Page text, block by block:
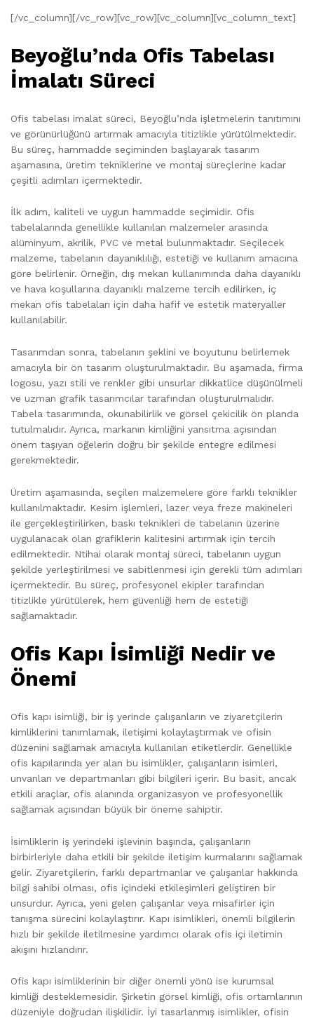
[/vc_column][/vc_row][vc_row][vc_column][vc_column_text]
Beyoğlu’nda Ofis Tabelası
İmalatı Süreci
Ofis tabelası imalat süreci, Beyoğlu’nda işletmelerin tanıtımını
ve görünürlüğünü artırmak amacıyla titizlikle yürütülmektedir.
Bu süreç, hammadde seçiminden başlayarak tasarım
aşamasına, üretim tekniklerine ve montaj süreçlerine kadar
çeşitli adımları içermektedir.
İlk adım, kaliteli ve uygun hammadde seçimidir. Ofis
tabelalarında genellikle kullanılan malzemeler arasında
alüminyum, akrilik, PVC ve metal bulunmaktadır. Seçilecek
malzeme, tabelanın dayanıklılığı, estetiği ve kullanım amacına
göre belirlenir. Örneğin, dış mekan kullanımında daha dayanıklı
ve hava koşullarına dayanıklı malzeme tercih edilirken, iç
mekan ofis tabelaları için daha hafif ve estetik materyaller
kullanılabilir.
Tasarımdan sonra, tabelanın şeklini ve boyutunu belirlemek
amacıyla bir ön tasarım oluşturulmaktadır. Bu aşamada, firma
logosu, yazı stili ve renkler gibi unsurlar dikkatlice düşünülmeli
ve uzman grafik tasarımcılar tarafından oluşturulmalıdır.
Tabela tasarımında, okunabilirlik ve görsel çekicilik ön planda
tutulmalıdır. Ayrıca, markanın kimliğini yansıtma açısından
önem taşıyan öğelerin doğru bir şekilde entegre edilmesi
gerekmektedir.
Üretim aşamasında, seçilen malzemelere göre farklı teknikler
kullanılmaktadır. Kesim işlemleri, lazer veya freze makineleri
ile gerçekleştirilirken, baskı teknikleri de tabelanın üzerine
uygulanacak olan grafiklerin kalitesini artırmak için tercih
edilmektedir. Ntihai olarak montaj süreci, tabelanın uygun
şekilde yerleştirilmesi ve sabitlenmesi için gerekli tüm adımları
içermektedir. Bu süreç, profesyonel ekipler tarafından
titizlikle yürütülerek, hem güvenliği hem de estetiği
sağlamaktadır.
Ofis Kapı İsimliği Nedir ve
Önemi
Ofis kapı isimliği, bir iş yerinde çalışanların ve ziyaretçilerin
kimliklerini tanımlamak, iletişimi kolaylaştırmak ve ofisin
düzenini sağlamak amacıyla kullanılan etiketlerdir. Genellikle
ofis kapılarında yer alan bu isimlikler, çalışanların isimleri,
unvanları ve departmanları gibi bilgileri içerir. Bu basit, ancak
etkili araçlar, ofis alanında organizasyon ve profesyonellik
sağlamak açısından büyük bir öneme sahiptir.
İsimliklerin iş yerindeki işlevinin başında, çalışanların
birbirleriyle daha etkili bir şekilde iletişim kurmalarını sağlamak
gelir. Ziyaretçilerin, farklı departmanlar ve çalışanlar hakkında
bilgi sahibi olması, ofis içindeki etkileşimleri geliştiren bir
unsurdur. Ayrıca, yeni gelen çalışanlar veya misafirler için
tanışma sürecini kolaylaştırır. Kapı isimlikleri, önemli bilgilerin
hızlı bir şekilde iletilmesine yardımcı olarak ofis içi iletimin
akışını hızlandırır.
Ofis kapı isimliklerinin bir diğer önemli yönü ise kurumsal
kimliği desteklemesidir. Şirketin görsel kimliği, ofis ortamlarının
düzeniyle doğrudan ilişkilidir. İyi tasarlanmış isimlikler, ofisin